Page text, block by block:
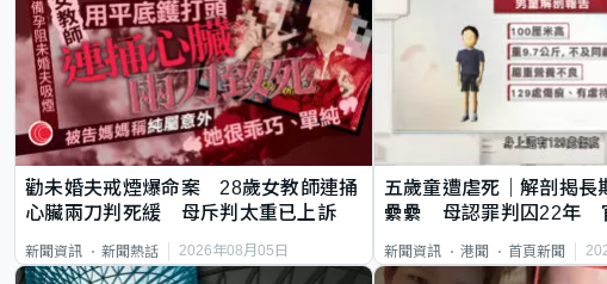
勸未婚夫戒煙爆命案 28歲女教師連捅
心臟兩刀判死緩 母斥判太重已上訴
新聞資訊 新聞熱話 2026年08月05日
五歲童遭虐死｜解剖揭長
纍纍 母認罪判囚22年
新聞資訊 港聞 首頁新聞